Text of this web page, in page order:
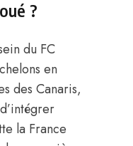
?
du FC
en
des Canaris,
la France